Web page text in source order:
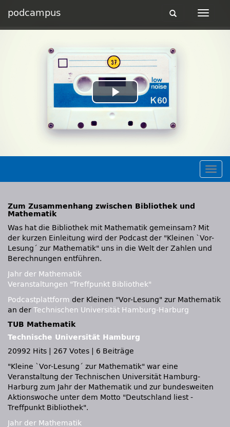
podcampus
Toggle
Toggle
Play
Video
Zum Zusammenhang zwischen Bibliothek und
Mathematik
Was hat die Bibliothek mit Mathematik gemeinsam? Mit
der kurzen Einleitung wird der Podcast der "Kleinen `Vor-
Lesung´ zur Mathematik" uns in die Welt der Zahlen und
Berechnungen entführen.
Jahr der Mathematik
Veranstaltungen "Treffpunkt Bibliothek"
Podcastplattform der Kleinen "Vor-Lesung" zur Mathematik
an der Technischen Universität Hamburg-Harburg
TUB Mathematik
Technische Universität Hamburg
20992 Hits
267 Votes
6 Beiträge
"Kleine `Vor-Lesung´ zur Mathematik" war eine
Veranstaltung der Technischen Universität Hamburg-
Harburg zum Jahr der Mathematik und zur bundesweiten
Aktionswoche unter dem Motto "Deutschland liest -
Treffpunkt Bibliothek".
Jahr der Mathematik